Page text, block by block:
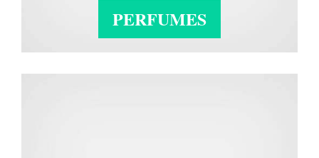
PERFUMES